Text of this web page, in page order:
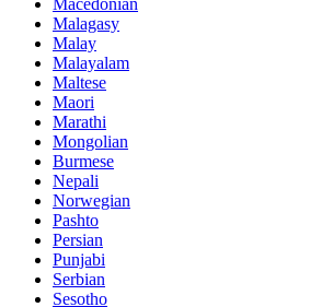
Malagasy
Malay
Malayalam
Maltese
Maori
Marathi
Mongolian
Burmese
Nepali
Norwegian
Pashto
Persian
Punjabi
Serbian
Sesotho